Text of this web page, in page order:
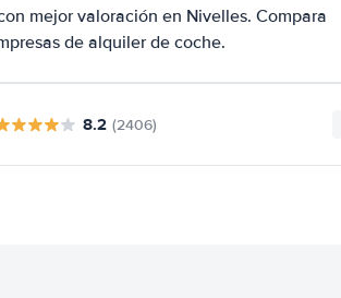
mejor valoración en Nivelles. Compara
de alquiler de coche.
8.2 (2406)